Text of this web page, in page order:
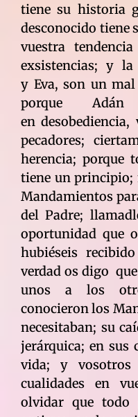
tiene su historia
desconocido tiene
vuestra
exsistencias; y la
y Eva, son un
porque
en
pecadores;
herencia; porque
tiene un principio;
Mandamientos
del Padre;
oportunidad que
hubiéseis
verdad os digo
unos a los
conocieron los
necesitaban; su
jerárquica; en sus
vida; y vosotros
cualidades en
olvidar que todo